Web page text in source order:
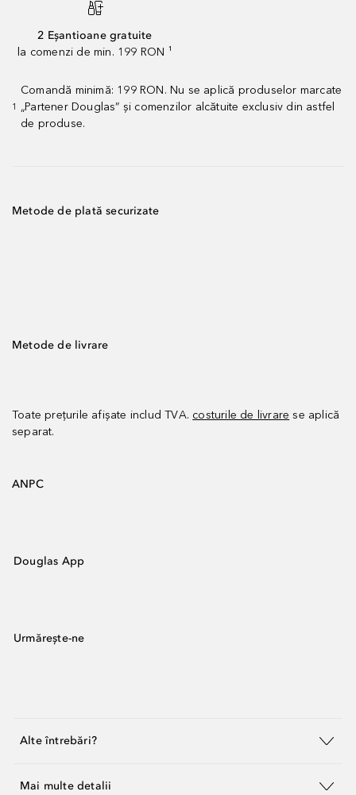
2 Eșantioane gratuite
la comenzi de min. 199 RON ¹
1
Comandă minimă: 199 RON. Nu se aplică produselor marcate
„Partener Douglas” și comenzilor alcătuite exclusiv din astfel
de produse.
Metode de plată securizate
Metode de livrare
Toate prețurile afișate includ TVA. costurile de livrare se aplică
separat.
ANPC
Douglas App
Urmărește-ne
Alte întrebări?
Mai multe detalii